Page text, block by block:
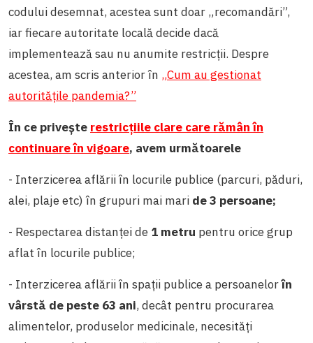
codului desemnat, acestea sunt doar „recomandări”,
iar fiecare autoritate locală decide dacă
implementează sau nu anumite restricții. Despre
acestea, am scris anterior în „Cum au gestionat
autoritățile pandemia?”
În ce privește restricțiile clare care rămân în
continuare în vigoare, avem următoarele
- Interzicerea aflării în locurile publice (parcuri, păduri,
alei, plaje etc) în grupuri mai mari de 3 persoane;
- Respectarea distanței de 1 metru pentru orice grup
aflat în locurile publice;
- Interzicerea aflării în spații publice a persoanelorîn
vârstă de peste 63 ani, decât pentru procurarea
alimentelor, produselor medicinale, necesități